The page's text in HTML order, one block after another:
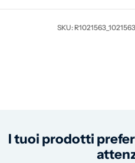
SKU: R1021563_1021563
I tuoi prodotti